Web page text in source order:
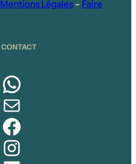
Mentions Légales– Faire
CONTACT
WhatsApp
E-mail
Facebook
Instagram